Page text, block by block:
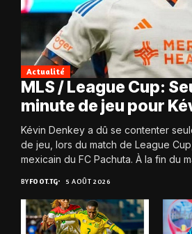
Actualité
MLS / League Cup:
minute de jeu pour
Kévin Denkey a dû se contenter
de jeu, lors du match de League
mexicain du FC Pachuta. À la fin du
BYFOOT.TG 5 AOÛT 2026